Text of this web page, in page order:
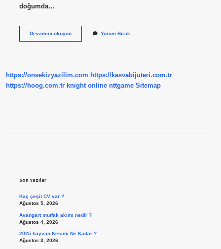
doğumda…
Devamını okuyunAynı
Yorum Bırak
https://onsekizyazilim.com https://kasvabijuteri.com.tr
https://hoog.com.tr knight online nttgame Sitemap
Son Yazılar
Kaç çeşit CV var ?
Ağustos 5, 2026
Avangart mutfak akımı nedir ?
Ağustos 4, 2026
2025 hayvan Kesimi Ne Kadar ?
Ağustos 3, 2026